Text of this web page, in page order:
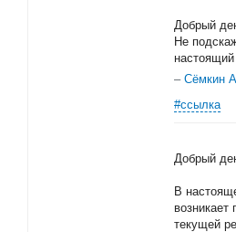
Добрый
Не
– Сёмкин
#ссылка
Добрый
В
текущей